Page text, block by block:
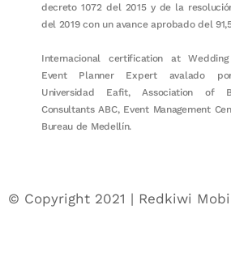
decreto 1072 del 2015 y de la
del 2019 con un avance aprobado del
Internacional certification at
Event Planner Expert avalado
Universidad Eafit, Association of
Consultants ABC, Event Management
Bureau de Medellín.
© Copyright 2021 | Redkiwi